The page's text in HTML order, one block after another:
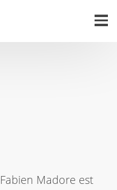
Fabien Madore est